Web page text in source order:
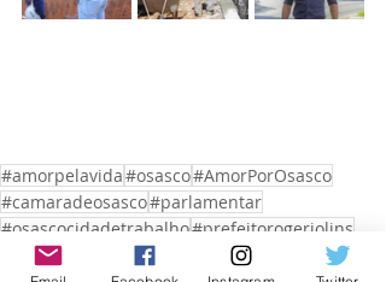
#amorpelavida#osasco#AmorPorOsasco
#camaradeosasco#parlamentar
#osascocidadetrabalho#prefeitorogeriolins
Osasco